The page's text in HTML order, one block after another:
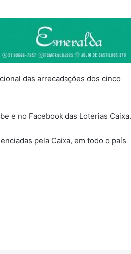
das arrecadações dos cinco
e no Facebook das Loterias Caixa.
pela Caixa, em todo o país